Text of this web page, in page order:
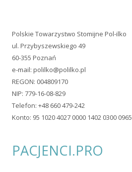
Polskie Towarzystwo Stomijne Pol-ilko
ul. Przybyszewskiego 49
60-355 Poznań
e-mail: polilko@polilko.pl
REGON: 004809170
NIP: 779-16-08-829
Telefon: +48 660 479-242
Konto: 95 1020 4027 0000 1402 0300 0965
PACJENCI.PRO